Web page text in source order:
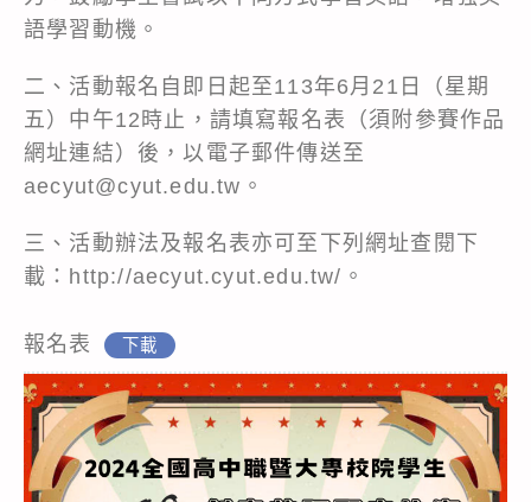
語學習動機。
二、活動報名自即日起至113年6月21日（星期
五）中午12時止，請填寫報名表（須附參賽作品
網址連結）後，以電子郵件傳送至
aecyut@cyut.edu.tw。
三、活動辦法及報名表亦可至下列網址查閱下
載：http://aecyut.cyut.edu.tw/。
報名表 下載